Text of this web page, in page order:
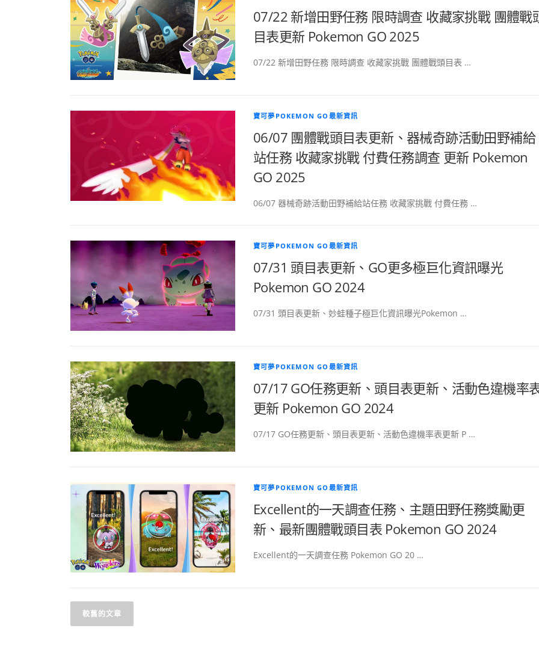
07/22 新增田野任務 限時調查 收藏家挑戰 團體戰
目表更新 Pokemon GO 2025
07/22 新增田野任務 限時調查 收藏家挑戰 團體戰頭目表 …
寶可夢POKEMON GO最新資訊
06/07 團體戰頭目表更新、器械奇跡活動田野補給
站任務 收藏家挑戰 付費任務調查 更新 Pokemon
GO 2025
06/07 器械奇跡活動田野補給站任務 收藏家挑戰 付費任務 …
寶可夢POKEMON GO最新資訊
07/31 頭目表更新、GO更多極巨化資訊曝光
Pokemon GO 2024
07/31 頭目表更新、妙蛙種子極巨化資訊曝光Pokemon …
寶可夢POKEMON GO最新資訊
07/17 GO任務更新、頭目表更新、活動色違機率
更新 Pokemon GO 2024
07/17 GO任務更新、頭目表更新、活動色違機率表更新 P …
寶可夢POKEMON GO最新資訊
Excellent的一天調查任務、主題田野任務獎勵更
新、最新團體戰頭目表 Pokemon GO 2024
Excellent的一天調查任務 Pokemon GO 20 …
文
章較舊的文章